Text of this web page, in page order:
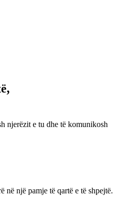
njerëzit e tu dhe të komunikosh
në një pamje të qartë e të shpejtë.